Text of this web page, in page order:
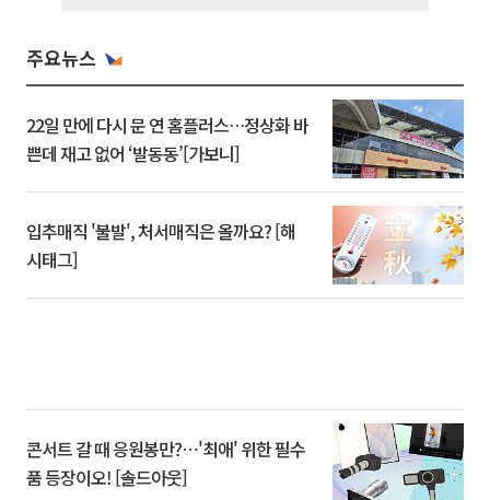
주요뉴스
22일 만에 다시 문 연 홈플러스…정상화 바
쁜데 재고 없어 ‘발동동’[가보니]
입추매직 '불발', 처서매직은 올까요? [해
시태그]
콘서트 갈 때 응원봉만?⋯'최애' 위한 필수
품 등장이오! [솔드아웃]